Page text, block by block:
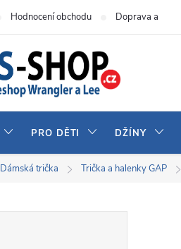
Hodnocení obchodu Doprava a platba
PRO DĚTI DŽÍNY
Dámská trička Trička a halenky GAP